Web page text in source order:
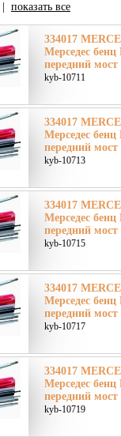
показать все
334017
Мерседес
передний мост
kyb-10711
334017
Мерседес
передний мост
kyb-10713
334017
Мерседес
передний мост
kyb-10715
334017
Мерседес
передний мост
kyb-10717
334017
Мерседес
передний мост
kyb-10719